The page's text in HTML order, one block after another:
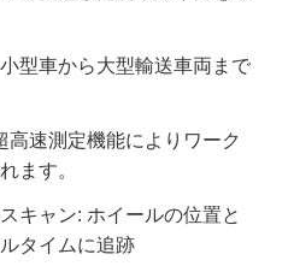
型車から大型輸送車両まで
高速測定機能によりワーク
ます。
キャン: ホイールの位置と
タイムに追跡